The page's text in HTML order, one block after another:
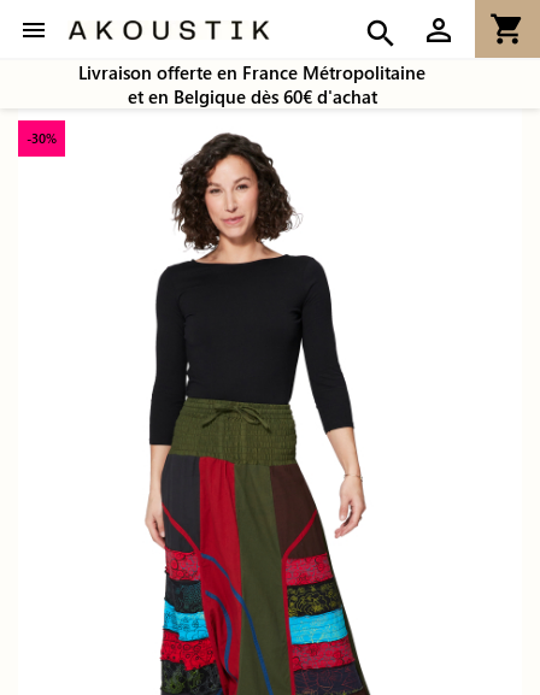
 shopping_cart
person_outline
search
Livraison offerte en France Métropolitaine
et en Belgique dès 60€ d'achat
-30%